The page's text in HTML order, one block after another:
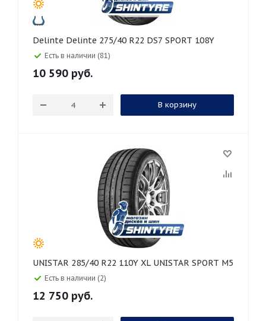
Delinte Delinte 275/40 R22 DS7 SPORT 108Y
Есть в наличии (81)
10 590 руб.
В корзину
UNISTAR 285/40 R22 110Y XL UNISTAR SPORT M5
Есть в наличии (2)
12 750 руб.